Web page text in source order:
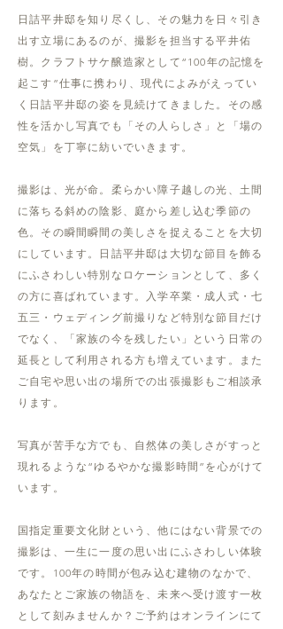
日詰平井邸を知り尽くし、その魅力を日々引き
出す立場にあるのが、撮影を担当する平井佑
樹。クラフトサケ醸造家として“100年の記憶を
起こす”仕事に携わり、現代によみがえってい
く日詰平井邸の姿を見続けてきました。その感
性を活かし写真でも「その人らしさ」と「場の
空気」を丁寧に紡いでいきます。
撮影は、光が命。柔らかい障子越しの光、土間
に落ちる斜めの陰影、庭から差し込む季節の
色。その瞬間瞬間の美しさを捉えることを大切
にしています。日詰平井邸は大切な節目を飾る
にふさわしい特別なロケーションとして、多く
の方に喜ばれています。入学卒業・成人式・七
五三・ウェディング前撮りなど特別な節目だけ
でなく、「家族の今を残したい」という日常の
延長として利用される方も増えています。また
ご自宅や思い出の場所での出張撮影もご相談承
ります。
写真が苦手な方でも、自然体の美しさがすっと
現れるような“ゆるやかな撮影時間”を心がけて
います。
国指定重要文化財という、他にはない背景での
撮影は、一生に一度の思い出にふさわしい体験
です。100年の時間が包み込む建物のなかで、
あなたとご家族の物語を、未来へ受け渡す一枚
として刻みませんか？ご予約はオンラインにて